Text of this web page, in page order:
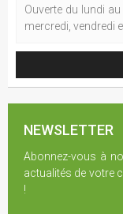
Ouverte du lundi
mercredi, vendredi
NEWSLETTER
Abonnez-vous à
actualités de votre
!